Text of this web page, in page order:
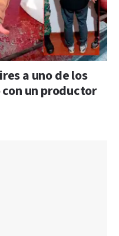
a uno de los
un productor